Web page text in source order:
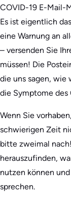
COVID-19 E-Mail-
Es ist eigentlich
eine Warnung an
– versenden Sie
müssen! Die
die uns sagen, wie
die Symptome des
Wenn Sie
schwierigen Zeit
bitte zweimal
herauszufinden,
nutzen können
sprechen.